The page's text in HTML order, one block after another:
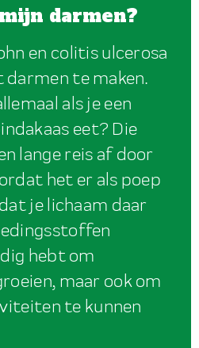
darmen?
en colitis ulcerosa
darmen te maken.
als je een
eet? Die
lange reis af door
het er als poep
je lichaam daar
hebt om
maar ook om
te kunnen